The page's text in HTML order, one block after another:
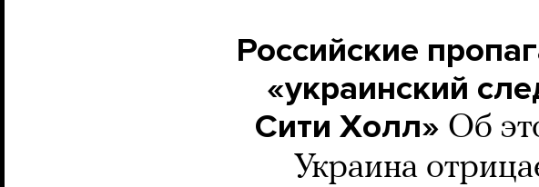
Российские
«украинский
Сити Холл» Об
Украина